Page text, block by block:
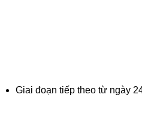
Giai đoạn tiếp theo từ ngày